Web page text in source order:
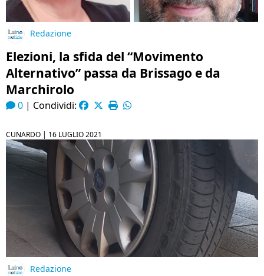
Redazione
Elezioni, la sfida del “Movimento
Alternativo” passa da Brissago e da
Marchirolo
0 | Condividi:
CUNARDO | 16 LUGLIO 2021
Redazione